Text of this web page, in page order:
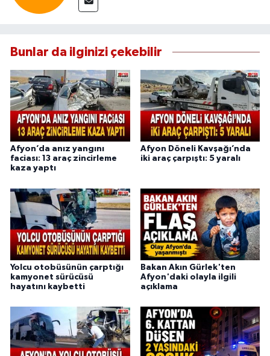
Bunlar da ilginizi çekebilir
Afyon’da anız yangını
faciası: 13 araç zincirleme
kaza yaptı
Afyon Döneli Kavşağı’nda
iki araç çarpıştı: 5 yaralı
Yolcu otobüsünün çarptığı
kamyonet sürücüsü
hayatını kaybetti
Bakan Akın Gürlek'ten
Afyon'daki olayla ilgili
açıklama